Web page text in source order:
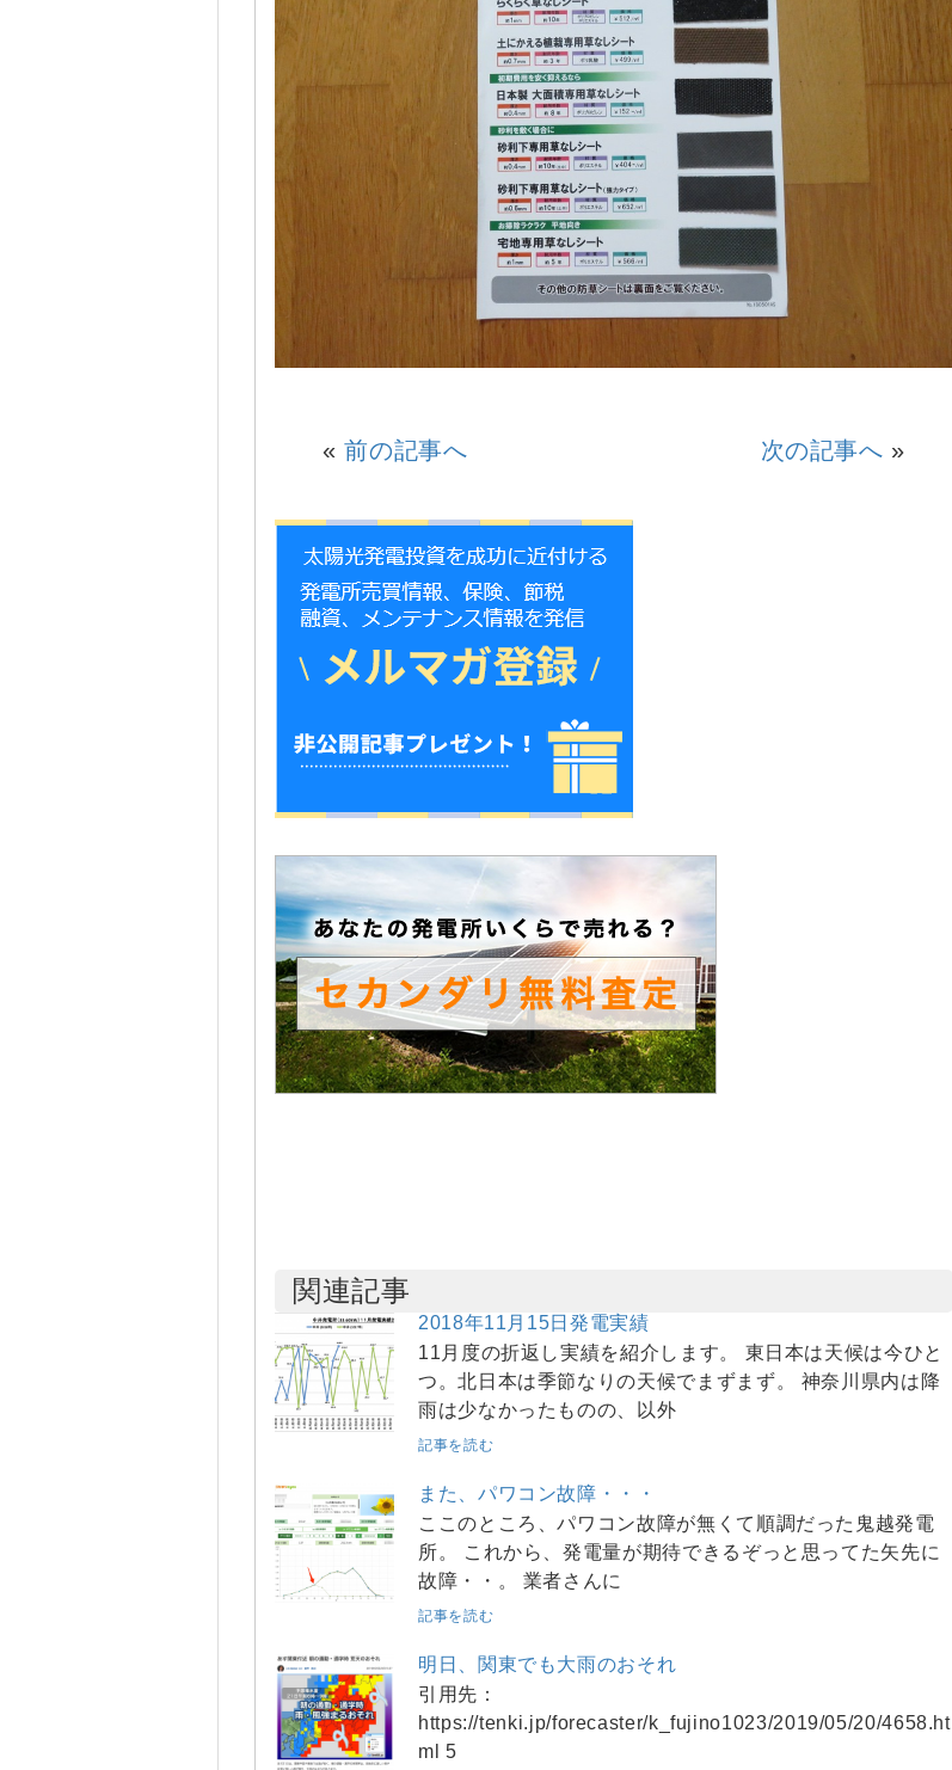
«前の記事へ 次の記事へ »
関連記事
2018年11月15日発電実績
11月度の折返し実績を紹介します。 東日本は天候は今ひと
つ。北日本は季節なりの天候でまずまず。 神奈川県内は降
雨は少なかったものの、以外
記事を読む
また、パワコン故障・・・
ここのところ、パワコン故障が無くて順調だった鬼越発電
所。 これから、発電量が期待できるぞっと思ってた矢先に
故障・・。 業者さんに
記事を読む
明日、関東でも大雨のおそれ
引用先：
https://tenki.jp/forecaster/k_fujino1023/2019/05/20/4658.ht
ml 5